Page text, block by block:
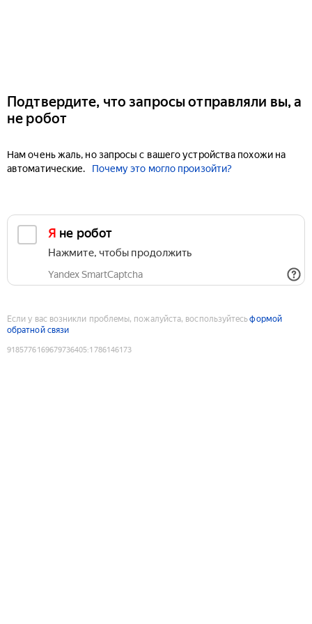
Подтвердите, что запросы отправляли вы, а
не робот
Нам очень жаль, но запросы с вашего устройства похожи на
автоматические.
Почему это могло произойти?
Я не робот
Нажмите, чтобы продолжить
Yandex SmartCaptcha
Если у вас возникли проблемы, пожалуйста, воспользуйтесьформой
обратной связи
9185776169679736405:1786146173